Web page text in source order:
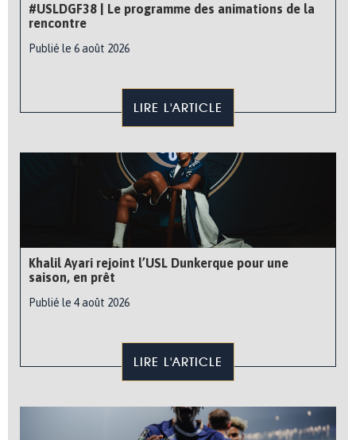
#USLDGF38 | Le programme des animations de la
rencontre
Publié le 6 août 2026
LIRE L'ARTICLE
Khalil Ayari rejoint l’USL Dunkerque pour une
saison, en prêt
Publié le 4 août 2026
LIRE L'ARTICLE